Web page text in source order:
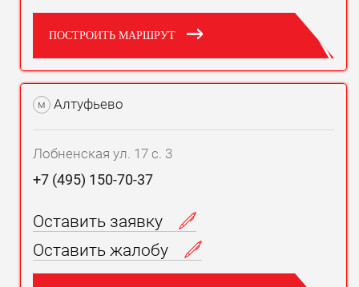
ПОСТРОИТЬ МАРШРУТ
м Алтуфьево
Лобненская ул. 17 с. 3
+7 (495) 150-70-37
Оставить заявку
Оставить жалобу